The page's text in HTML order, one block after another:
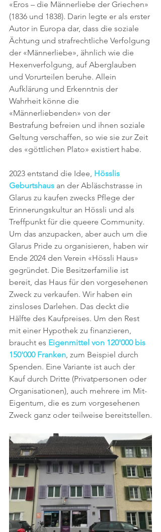
«Eros – die Männerliebe der Griechen»
(1836 und 1838). Darin legte er als erster
Autor in Europa dar, dass die soziale
Ächtung und strafrechtliche Verfolgung
der «Männerliebe», ähnlich wie die
Hexenverfolgung, auf Aberglauben
und Vorurteilen beruhe. Allein
Aufklärung und Erkenntnis der
Wahrheit könne die
«Männerliebenden» von der
Bestrafung befreien und ihnen soziale
Geltung verschaffen, so wie sie zur Zeit
des «göttlichen Plato» existiert habe.
2023 entstand die Idee, Hösslis
Geburtshaus an der Abläschstrasse in
Glarus zu kaufen zwecks Pflege der
Erinnerungskultur an Hössli und als
Treffpunkt für die queere Community.
Um das anzupacken, aber auch um die
Glarus Pride zu organisieren, haben wir
Ende 2024 den Verein «Hössli Haus»
gegründet. Die Besitzerfamilie ist
bereit, das Haus für den vorgesehenen
Zweck zu verkaufen. Wir haben ein
zinsloses Darlehen. Das deckt die
Hälfte des Kaufpreises. Um den Rest
mit einer Hypothek zu finanzieren,
braucht es Eigenmittel von 120'000 bis
150'000 Franken , zum Beispiel durch
Spenden. Eine Variante ist auch der
Kauf durch Dritte (Privatpersonen oder
Organisationen), auch mehrere im Mit-
Eigentum, die es zum vorgesehenen
Zweck ganz oder teilweise bereitstellen.